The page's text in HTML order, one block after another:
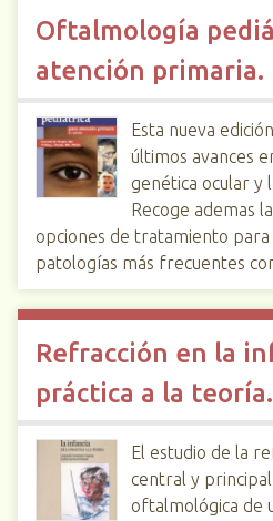
Oftalmología
atención primaria.
Esta nueva
últimos avances
genética ocular y
Recoge ademas
opciones de tratamiento para
patologías más frecuentes
Refracción en la
práctica a la teoría.
El estudio de la
central y
oftalmológica de